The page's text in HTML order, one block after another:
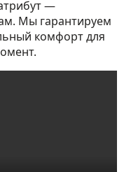
—
Мы гарантируем
комфорт для